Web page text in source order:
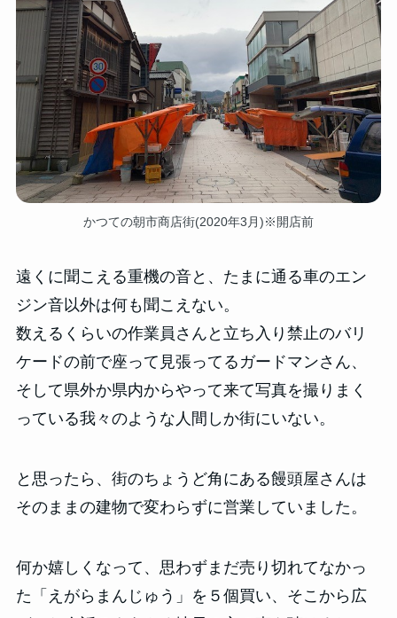
かつての朝市商店街(2020年3月)※開店前
遠くに聞こえる重機の音と、たまに通る車のエン
ジン音以外は何も聞こえない。
数えるくらいの作業員さんと立ち入り禁止のバリ
ケードの前で座って見張ってるガードマンさん、
そして県外か県内からやって来て写真を撮りまく
っている我々のような人間しか街にいない。
と思ったら、街のちょうど角にある饅頭屋さんは
そのままの建物で変わらずに営業していました。
何か嬉しくなって、思わずまだ売り切れてなかっ
た「えがらまんじゅう」を５個買い、そこから広